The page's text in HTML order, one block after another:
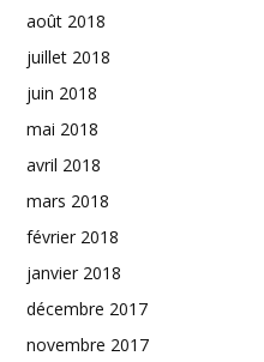
août 2018
juillet 2018
juin 2018
mai 2018
avril 2018
mars 2018
février 2018
janvier 2018
décembre 2017
novembre 2017